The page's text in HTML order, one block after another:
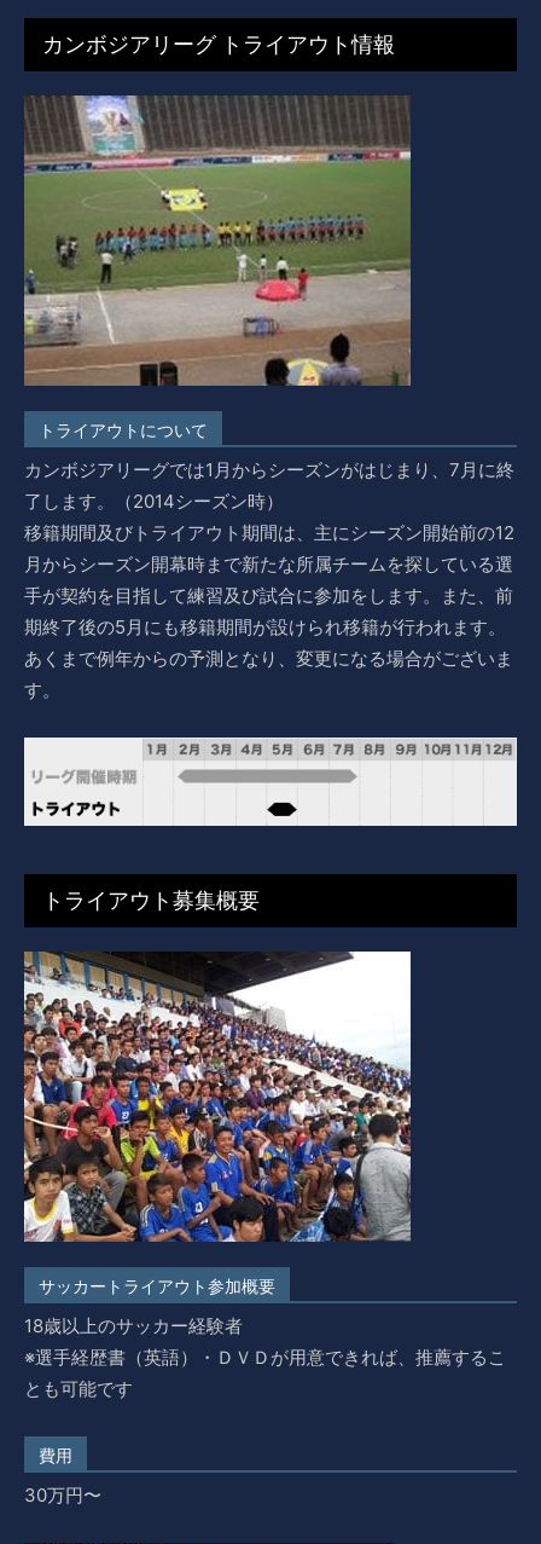
カンボジアリーグ トライアウト情報
トライアウトについて
カンボジアリーグでは1月からシーズンがはじまり、7月に終
了します。（2014シーズン時）
移籍期間及びトライアウト期間は、主にシーズン開始前の12
月からシーズン開幕時まで新たな所属チームを探している選
手が契約を目指して練習及び試合に参加をします。また、前
期終了後の5月にも移籍期間が設けられ移籍が行われます。
あくまで例年からの予測となり、変更になる場合がございま
す。
トライアウト募集概要
サッカートライアウト参加概要
18歳以上のサッカー経験者
※選手経歴書（英語）・ＤＶＤが用意できれば、推薦するこ
とも可能です
費用
30万円〜